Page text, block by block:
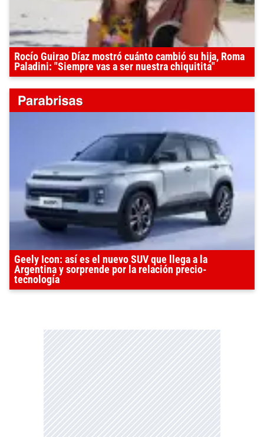
Rocío Guirao Díaz mostró cuánto cambió su hija, Roma
Paladini: "Siempre vas a ser nuestra chiquitita"
Geely Icon: así es el nuevo SUV que llega a la
Argentina y sorprende por la relación precio-
tecnología